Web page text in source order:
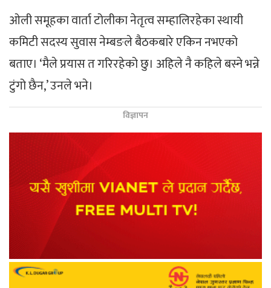
ओली समूहका वार्ता टोलीका नेतृत्व सम्हालिरहेका स्थायी
कमिटी सदस्य सुवास नेम्बङले बैठकबारे एकिन नभएको
बताए। ‘मैले प्रयास त गरिरहेको छु। अहिले नै कहिले बस्ने भन्ने
टुंगो छैन,’ उनले भने।
विज्ञापन